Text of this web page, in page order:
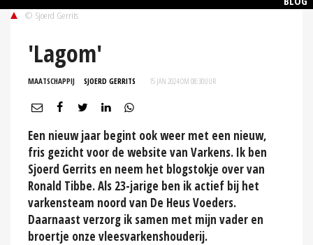
© Sjoerd Gerrits
'Lagom'
MAATSCHAPPIJ SJOERD GERRITS 15 JAN 2024 OM 08:30UUR
Een nieuw jaar begint ook weer met een nieuw,
fris gezicht voor de website van Varkens. Ik ben
Sjoerd Gerrits en neem het blogstokje over van
Ronald Tibbe. Als 23-jarige ben ik actief bij het
varkensteam noord van De Heus Voeders.
Daarnaast verzorg ik samen met mijn vader en
broertje onze vleesvarkenshouderij.